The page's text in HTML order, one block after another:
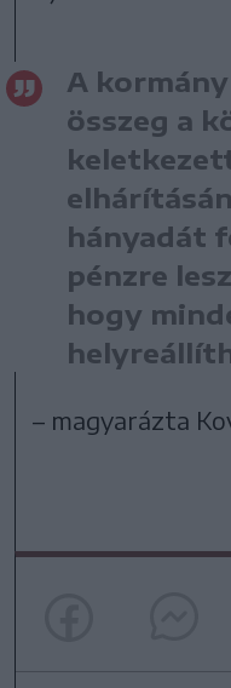
A
összeg a
hányadát
pénzre
hogy
– magyarázta